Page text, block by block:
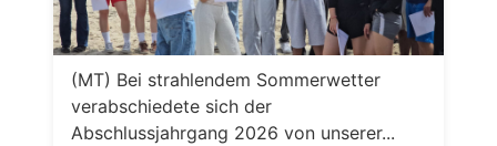
(MT) Bei strahlendem Sommerwetter
verabschiedete sich der
Abschlussjahrgang 2026 von unserer...